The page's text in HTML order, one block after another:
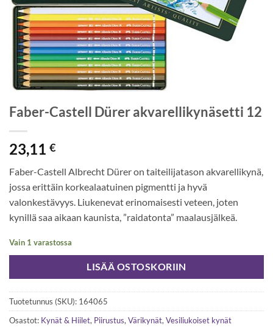
Faber-Castell Dürer akvarellikynäsetti 12
23,11 €
Faber-Castell Albrecht Dürer on taiteilijatason akvarellikynä,
jossa erittäin korkealaatuinen pigmentti ja hyvä
valonkestävyys. Liukenevat erinomaisesti veteen, joten
kynillä saa aikaan kaunista, ”raidatonta” maalausjälkeä.
Vain 1 varastossa
LISÄÄ OSTOSKORIIN
Tuotetunnus (SKU): 164065
Osastot: Kynät & Hiilet, Piirustus, Värikynät, Vesiliukoiset kynät